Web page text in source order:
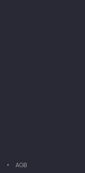
• AGB